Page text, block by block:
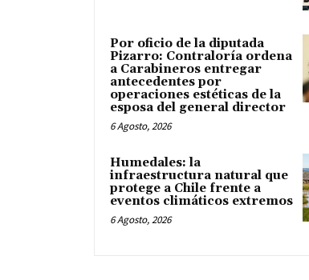
Por oficio de la diputada
Pizarro: Contraloría ordena
a Carabineros entregar
antecedentes por
operaciones estéticas de la
esposa del general director
6 Agosto, 2026
Humedales: la
infraestructura natural que
protege a Chile frente a
eventos climáticos extremos
6 Agosto, 2026